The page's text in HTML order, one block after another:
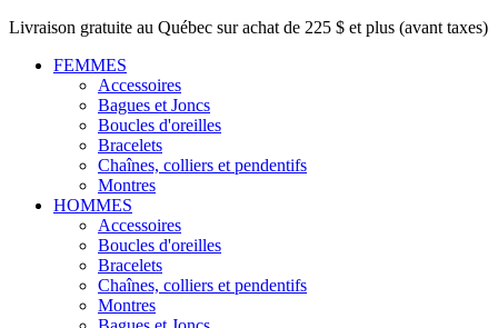
Livraison gratuite au Québec sur achat de 225 $ et plus (avant taxes)
FEMMES
Accessoires
Bagues et Joncs
Boucles d'oreilles
Bracelets
Chaînes, colliers et pendentifs
Montres
HOMMES
Accessoires
Boucles d'oreilles
Bracelets
Chaînes, colliers et pendentifs
Montres